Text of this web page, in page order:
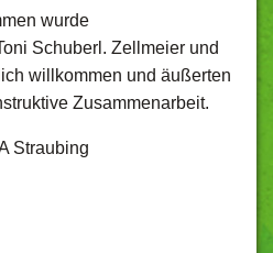
wurde
Schuberl. Zellmeier und
willkommen und äußerten
Zusammenarbeit.
Straubing